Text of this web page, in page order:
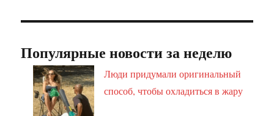
Популярные новости за неделю
Люди придумали оригинальный
способ, чтобы охладиться в жару